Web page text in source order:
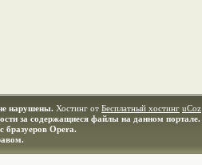
нарушены. Хостинг от Бесплатный хостинг uCoz
за содержащиеся файлы на данном портале.
бразуеров Opera.